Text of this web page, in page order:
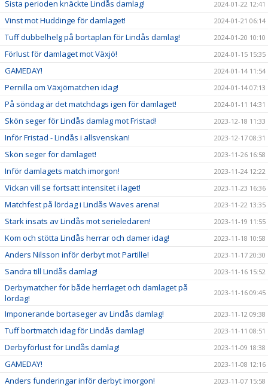
Sista perioden knäckte Lindås damlag! 2024-01-22 12:41
Vinst mot Huddinge för damlaget! 2024-01-21 06:14
Tuff dubbelhelg på bortaplan för Lindås damlag! 2024-01-20 10:10
Förlust för damlaget mot Växjö! 2024-01-15 15:35
GAMEDAY! 2024-01-14 11:54
Pernilla om Växjömatchen idag! 2024-01-14 07:13
På söndag är det matchdags igen för damlaget! 2024-01-11 14:31
Skön seger för Lindås damlag mot Fristad! 2023-12-18 11:33
Inför Fristad - Lindås i allsvenskan! 2023-12-17 08:31
Skön seger för damlaget! 2023-11-26 16:58
Inför damlagets match imorgon! 2023-11-24 12:22
Vickan vill se fortsatt intensitet i laget! 2023-11-23 16:36
Matchfest på lördag i Lindås Waves arena! 2023-11-22 13:35
Stark insats av Lindås mot serieledaren! 2023-11-19 11:55
Kom och stötta Lindås herrar och damer idag! 2023-11-18 10:58
Anders Nilsson inför derbyt mot Partille! 2023-11-17 20:30
Sandra till Lindås damlag! 2023-11-16 15:52
Derbymatcher för både herrlaget och damlaget på
lördag!
2023-11-16 09:45
Imponerande bortaseger av Lindås damlag! 2023-11-12 09:38
Tuff bortmatch idag för Lindås damlag! 2023-11-11 08:51
Derbyförlust för Lindås damlag! 2023-11-09 18:38
GAMEDAY! 2023-11-08 12:16
Anders funderingar inför derbyt imorgon! 2023-11-07 15:58